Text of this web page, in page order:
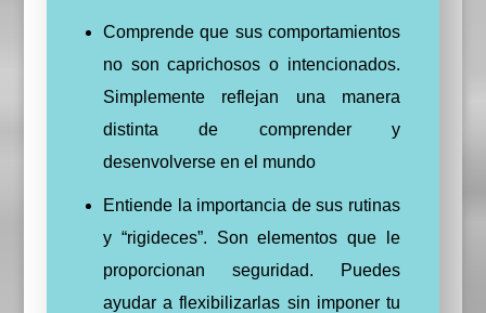
Comprende que sus comportamientos
no son caprichosos o intencionados.
Simplemente reflejan una manera
distinta de comprender y
desenvolverse en el mundo
Entiende la importancia de sus rutinas
y “rigideces”. Son elementos que le
proporcionan seguridad. Puedes
ayudar a flexibilizarlas sin imponer tu